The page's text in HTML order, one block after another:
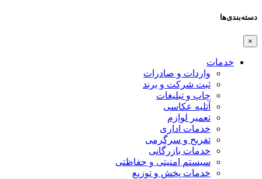
دسته‌بندی‌ها
×
خدمات
واردات و صادرات
ثبت شرکت و برند
چاپ و تبلیغات
آتلیه عکاسی
تعمیر لوازم
خدمات اداری
تفریح و سرگرمی
خدمات بازرگانی
سیستم امنیتی و حفاظتی
خدمات پخش و توزیع